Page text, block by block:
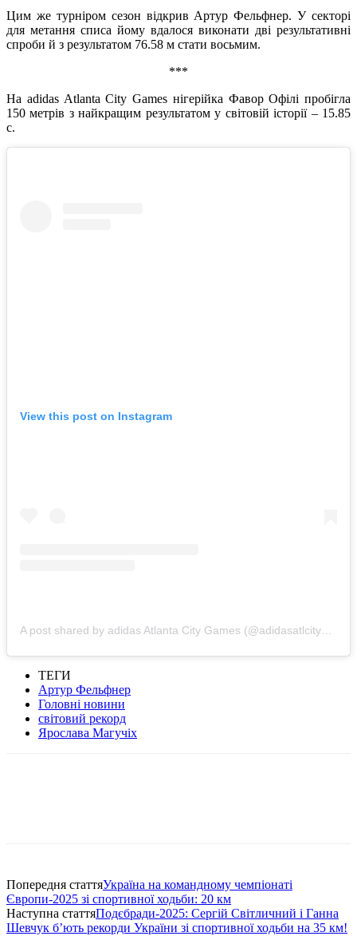
Цим же турніром сезон відкрив Артур Фельфнер. У секторі
для метання списа йому вдалося виконати дві результативні
спроби й з результатом 76.58 м стати восьмим.
***
На adidas Atlanta City Games нігерійка Фавор Офілі пробігла
150 метрів з найкращим результатом у світовій історії – 15.85
с.
View this post on Instagram
ТЕГИ
Артур Фельфнер
Головні новини
світовий рекорд
Ярослава Магучіх
Попередня статтяУкраїна на командному чемпіонаті
Європи-2025 зі спортивної ходьби: 20 км
Наступна статтяПодєбради-2025: Сергій Світличний і Ганна
Шевчук б’ють рекорди України зі спортивної ходьби на 35 км!